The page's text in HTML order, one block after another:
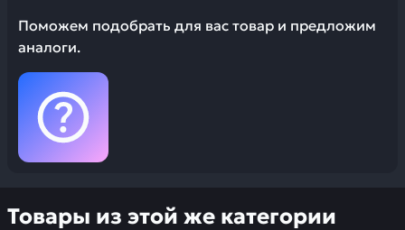
Поможем подобрать для вас товар и предложим
аналоги.
Товары из этой же категории